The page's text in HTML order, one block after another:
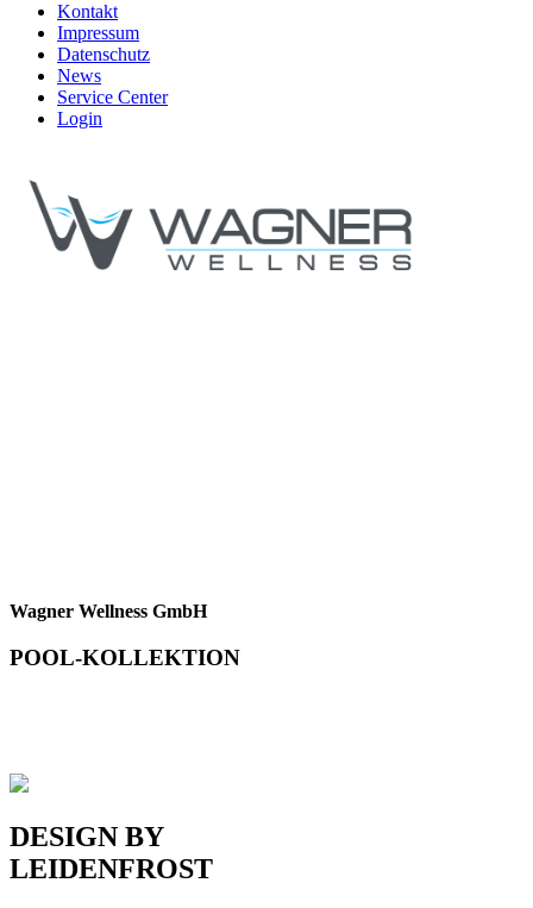
Kontakt
Impressum
Datenschutz
News
Service Center
Login
Wagner Wellness GmbH
POOL-KOLLEKTION
DESIGN BY
LEIDENFROST